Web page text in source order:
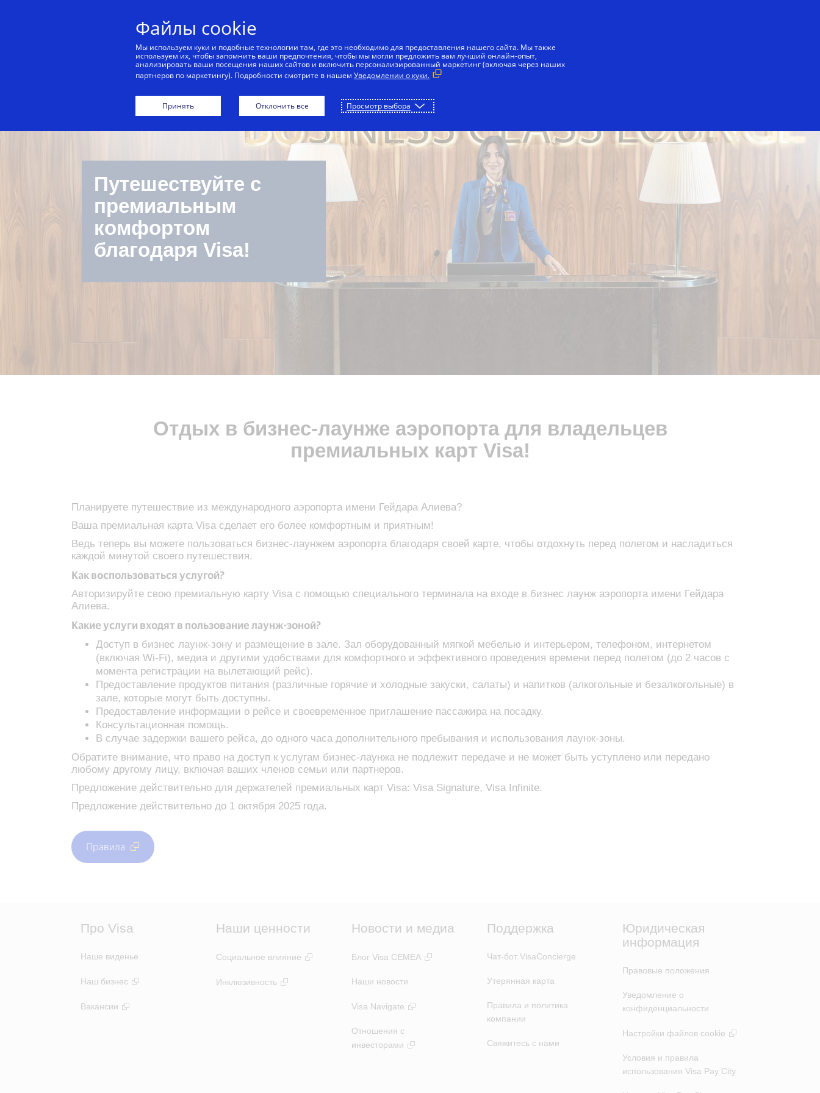
Для вас Для бизнеса Инноваторам Каждому из нас
Путешествуйте с
премиальным
комфортом
благодаря Visa!
Отдых в бизнес-лаунже аэропорта для владельцев
премиальных карт Visa!
Планируете путешествие из международного аэропорта имени Гейдара Алиева?
Ваша премиальная карта Visa сделает его более комфортным и приятным!
Ведь теперь вы можете пользоваться бизнес-лаунжем аэропорта благодаря своей карте, чтобы отдохнуть перед полетом и насладиться
каждой минутой своего путешествия.
Как воспользоваться услугой?
Авторизируйте свою премиальную карту Visa с помощью специального терминала на входе в бизнес лаунж аэропорта имени Гейдара
Алиева.
Какие услуги входят в пользование лаунж-зоной?
Доступ в бизнес лаунж-зону и размещение в зале. Зал оборудованный мягкой мебелью и интерьером, телефоном, интернетом
(включая Wi-Fi), медиа и другими удобствами для комфортного и эффективного проведения времени перед полетом (до 2 часов с
момента регистрации на вылетающий рейс).
Предоставление продуктов питания (различные горячие и холодные закуски, салаты) и напитков (алкогольные и безалкогольные) в
зале, которые могут быть доступны.
Предоставление информации о рейсе и своевременное приглашение пассажира на посадку.
Консультационная помощь.
В случае задержки вашего рейса, до одного часа дополнительного пребывания и использования лаунж-зоны.
Обратите внимание, что право на доступ к услугам бизнес-лаунжа не подлежит передаче и не может быть уступлено или передано
любому другому лицу, включая ваших членов семьи или партнеров.
Предложение действительно для держателей премиальных карт Visa: Visa Signature, Visa Infinite.
Предложение действительно до 1 октября 2025 года.
Правила
Про Visa
Наше виденье
Наш бизнес
Вакансии
Наши ценности
Социальное влияние
Инклюзивность
Новости и медиа
Блог Visa CEMEA
Наши новости
Visa Navigate
Отношения с
инвесторами
Поддержка
Чат-бот VisaConcierge
Утерянная карта
Правила и политика
компании
Свяжитесь с нами
Юридическая
информация
Правовые положения
Уведомление о
конфиденциальности
Настройки файлов cookie
Условия и правила
использования Visa Pay City
Файлы cookie
Мы используем куки и подобные технологии там, где это необходимо для предоставления нашего сайта. Мы также
используем их, чтобы запомнить ваши предпочтения, чтобы мы могли предложить вам лучший онлайн-опыт,
анализировать ваши посещения наших сайтов и включить персонализированный маркетинг (включая через наших
партнеров по маркетингу). Подробности смотрите в нашем Уведомлении о куки.
Принять Отклонить все Просмотр выбора